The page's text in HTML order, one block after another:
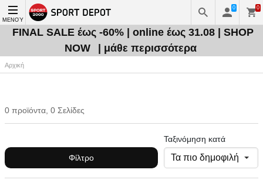
ΜΕΝΟΎ
0 0
FINAL SALE έως -60% | online έως 31.08 | SHOP
NOW
| μάθε περισσότερα
Αρχική
0 προϊόντα, 0 Σελίδες
Φίλτρο
Ταξινόμηση κατά